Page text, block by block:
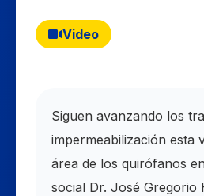
Video
Siguen avanzando los
impermeabilización esta
área de los quirófanos
social Dr. José Gregorio